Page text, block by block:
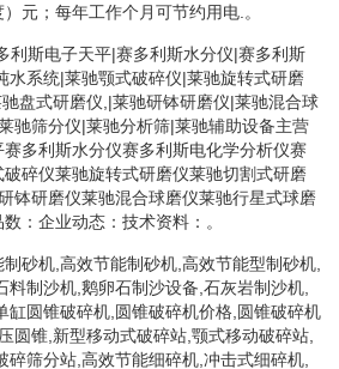
元；每年工作个月可节约用电.。
利斯电子天平|赛多利斯水分仪|赛多利斯
水系统|莱驰颚式破碎仪|莱驰旋转式研磨
盘式研磨仪,|莱驰研钵研磨仪|莱驰混合球
驰筛分仪|莱驰分析筛|莱驰辅助设备主营
多利斯水分仪赛多利斯电化学分析仪赛
碎仪莱驰旋转式研磨仪莱驰切割式研磨
钵研磨仪莱驰混合球磨仪莱驰行星式球磨
：企业动态：技术资料：。
砂机,高效节能制砂机,高效节能型制砂机,
料制沙机,鹅卵石制沙设备,石灰岩制沙机,
缸圆锥破碎机,圆锥破碎机价格,圆锥破碎机
圆锥,新型移动式破碎站,颚式移动破碎站,
碎筛分站,高效节能细碎机,冲击式细碎机,